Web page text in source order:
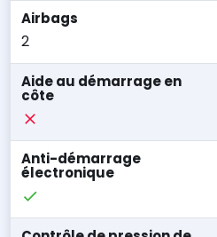
Airbags
2
Aide au démarrage en
côte
Anti-démarrage
électronique